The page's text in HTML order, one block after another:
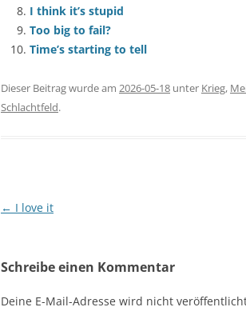
I think it’s stupid
Too big to fail?
Time’s starting to tell
Dieser Beitrag wurde am 2026-05-18 unter Krieg,
Schlachtfeld.
Beitragsnavigation
← I love it
Schreibe einen Kommentar
Deine E-Mail-Adresse wird nicht